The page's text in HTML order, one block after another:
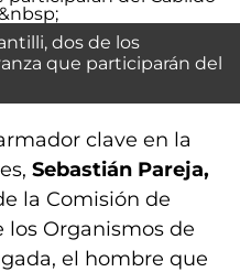
dos de los
que participarán del
clave en la
Sebastián Pareja,
la Comisión de
los Organismos de
el hombre que